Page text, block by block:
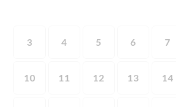
3 4 5 6 7
10 11 12 13 14